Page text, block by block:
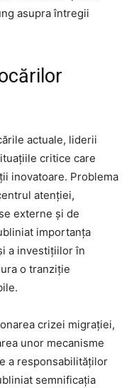
asupra întregii
actuale, liderii
critice care
inovatoare. Problema
atenției,
externe și de
importanța
a investițiilor în
o tranziție
crizei migrației,
unor mecanisme
a responsabilităților
semnificația